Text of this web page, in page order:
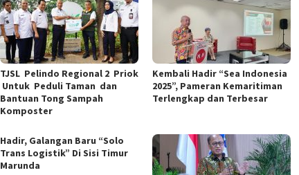
TJSL Pelindo Regional 2 Priok
Untuk Peduli Taman dan
Bantuan Tong Sampah
Komposter
Kembali Hadir “Sea Indonesia
2025”, Pameran Kemaritiman
Terlengkap dan Terbesar
Hadir, Galangan Baru “Solo
Trans Logistik” Di Sisi Timur
Marunda